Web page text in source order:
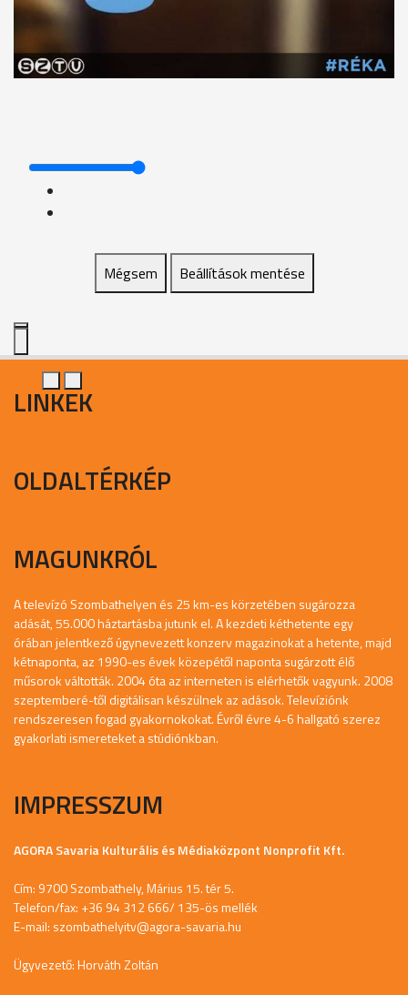
Mégsem Beállítások mentése
LINKEK
OLDALTÉRKÉP
MAGUNKRÓL
A televízó Szombathelyen és 25 km-es körzetében sugározza
adását, 55.000 háztartásba jutunk el. A kezdeti kéthetente egy
órában jelentkező úgynevezett konzerv magazinokat a hetente, majd
kétnaponta, az 1990-es évek közepétől naponta sugárzott élő
műsorok váltották. 2004 óta az interneten is elérhetők vagyunk. 2008
szeptemberé-től digitálisan készülnek az adások. Televíziónk
rendszeresen fogad gyakornokokat. Évről évre 4-6 hallgató szerez
gyakorlati ismereteket a stúdiónkban.
IMPRESSZUM
AGORA Savaria Kulturális és Médiaközpont Nonprofit Kft.
Cím: 9700 Szombathely, Márius 15. tér 5.
Telefon/fax: +36 94 312 666/ 135-ös mellék
E-mail: szombathelyitv@agora-savaria.hu
Ügyvezető: Horváth Zoltán